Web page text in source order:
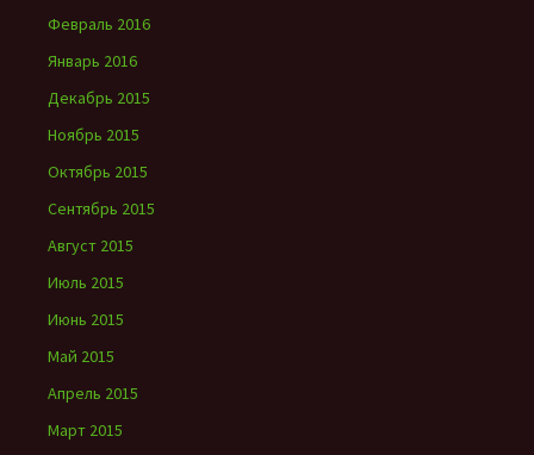
Февраль 2016
Январь 2016
Декабрь 2015
Ноябрь 2015
Октябрь 2015
Сентябрь 2015
Август 2015
Июль 2015
Июнь 2015
Май 2015
Апрель 2015
Март 2015